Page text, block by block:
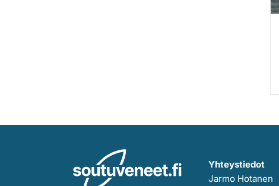
Yhteystiedot
Jarmo Hotanen